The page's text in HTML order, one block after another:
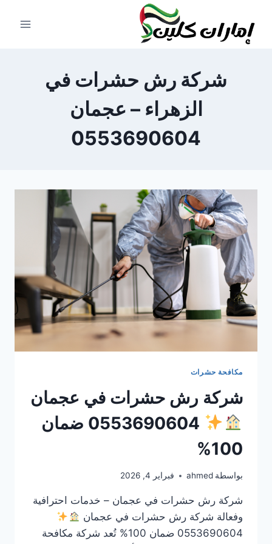
المحتوى
شركة رش حشرات في
الزهراء – عجمان
0553690604
مكافحة حشرات
شركة رش حشرات في عجمان
0553690604 ضمان
100%
بواسطة ahmed فبراير 4, 2026
شركة رش حشرات في عجمان – خدمات احترافية
وفعالة شركة رش حشرات في عجمان
0553690604 ضمان 100% تُعد شركة مكافحة